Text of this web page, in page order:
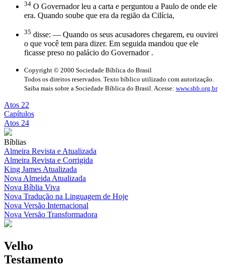
34 O Governador leu a carta e perguntou a Paulo de onde ele
era. Quando soube que era da região da Cilícia,
35 disse: — Quando os seus acusadores chegarem, eu ouvirei
o que você tem para dizer. Em seguida mandou que ele
ficasse preso no palácio do Governador .
Copyright © 2000 Sociedade Bíblica do Brasil
Todos os direitos reservados. Texto bíblico utilizado com autorização.
Saiba mais sobre a Sociedade Bíblica do Brasil. Acesse: www.sbb.org.br
Atos 22
Capítulos
Atos 24
Bíblias
Almeira Revista e Atualizada
Almeira Revista e Corrigida
King James Atualizada
Nova Almeida Atualizada
Nova Bíblia Viva
Nova Tradução na Linguagem de Hoje
Nova Versão Internacional
Nova Versão Transformadora
Velho
Testamento